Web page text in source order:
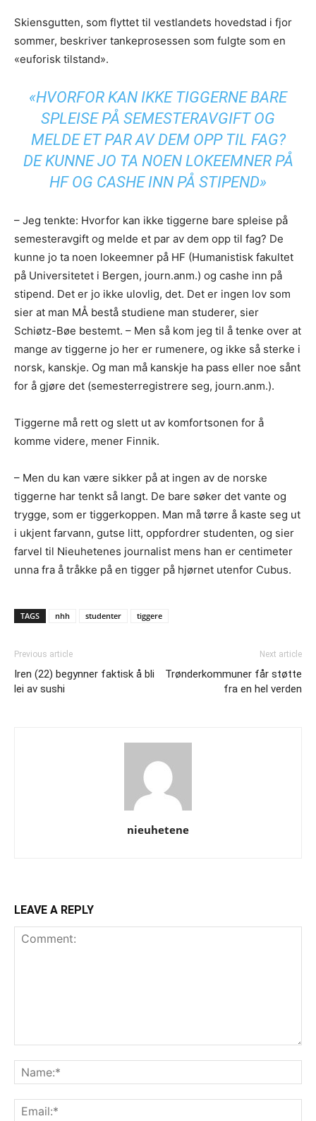
Skiensgutten, som flyttet til vestlandets hovedstad i fjor
sommer, beskriver tankeprosessen som fulgte som en
«euforisk tilstand».
«HVORFOR KAN IKKE TIGGERNE BARE
SPLEISE PÅ SEMESTERAVGIFT OG
MELDE ET PAR AV DEM OPP TIL FAG?
DE KUNNE JO TA NOEN LOKEEMNER PÅ
HF OG CASHE INN PÅ STIPEND»
– Jeg tenkte: Hvorfor kan ikke tiggerne bare spleise på
semesteravgift og melde et par av dem opp til fag? De
kunne jo ta noen lokeemner på HF (Humanistisk fakultet
på Universitetet i Bergen, journ.anm.) og cashe inn på
stipend. Det er jo ikke ulovlig, det. Det er ingen lov som
sier at man MÅ bestå studiene man studerer, sier
Schiøtz-Bøe bestemt. – Men så kom jeg til å tenke over at
mange av tiggerne jo her er rumenere, og ikke så sterke i
norsk, kanskje. Og man må kanskje ha pass eller noe sånt
for å gjøre det (semesterregistrere seg, journ.anm.).
Tiggerne må rett og slett ut av komfortsonen for å
komme videre, mener Finnik.
– Men du kan være sikker på at ingen av de norske
tiggerne har tenkt så langt. De bare søker det vante og
trygge, som er tiggerkoppen. Man må tørre å kaste seg ut
i ukjent farvann, gutse litt, oppfordrer studenten, og sier
farvel til Nieuhetenes journalist mens han er centimeter
unna fra å tråkke på en tigger på hjørnet utenfor Cubus.
TAGS nhh studenter tiggere
Previous article
Iren (22) begynner faktisk å bli
lei av sushi
Next article
Trønderkommuner får støtte
fra en hel verden
nieuhetene
LEAVE A REPLY